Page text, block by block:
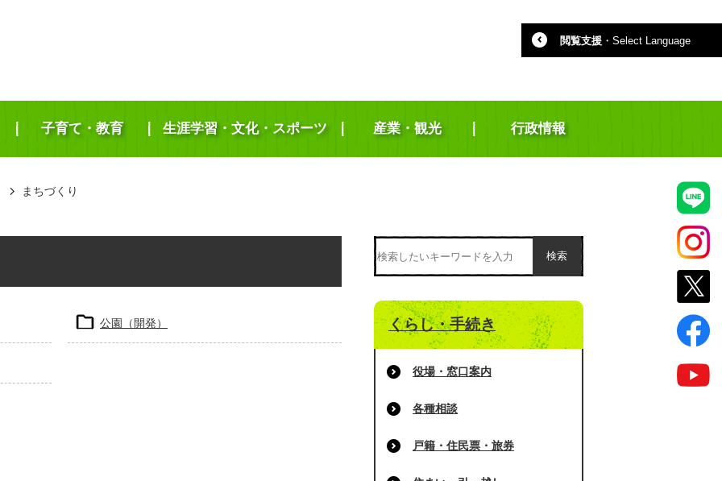
閲覧支援 ・ Select Language
子育て・教育 生涯学習・文化・スポーツ 産業・観光 行政情報
まちづくり
公園（開発）
検索
くらし・手続き
役場・窓口案内
各種相談
戸籍・住民票・旅券